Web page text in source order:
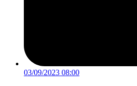
03/09/2023 08:00